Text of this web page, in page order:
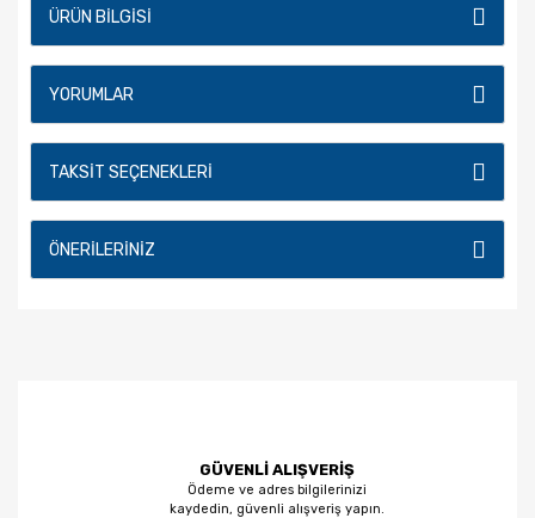
ÜRÜN BILGISI
YORUMLAR
TAKSIT SEÇENEKLERI
ÖNERILERINIZ
GÜVENLİ ALIŞVERİŞ
Ödeme ve adres bilgilerinizi
kaydedin, güvenli alışveriş yapın.